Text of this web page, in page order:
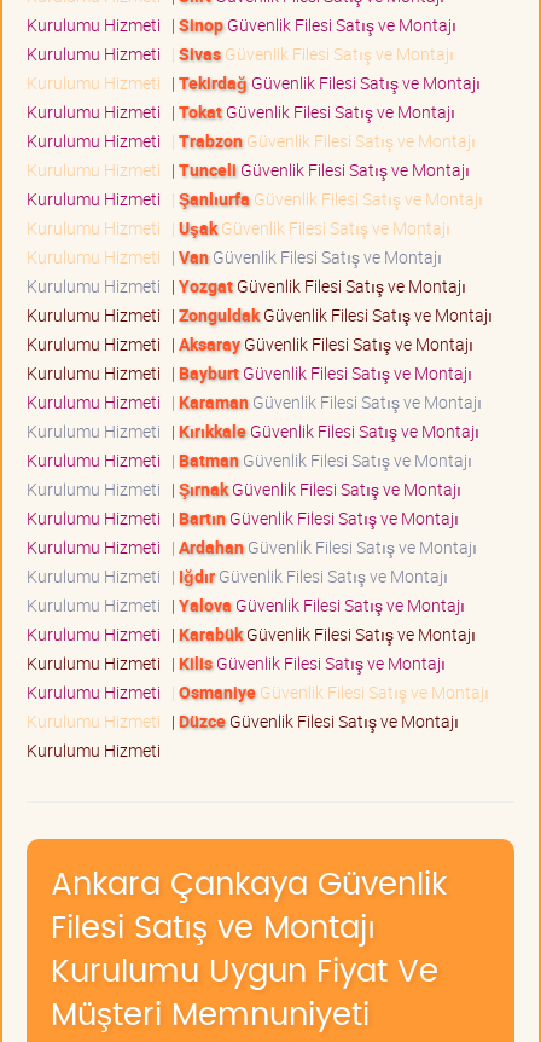
Kurulumu Hizmeti | SinopGüvenlik Filesi Satış ve Montajı
Kurulumu Hizmeti | SivasGüvenlik Filesi Satış ve Montajı
Kurulumu Hizmeti | Tekirdağ Güvenlik Filesi Satış ve Montajı
Kurulumu Hizmeti | TokatGüvenlik Filesi Satış ve Montajı
Kurulumu Hizmeti | TrabzonGüvenlik Filesi Satış ve Montajı
Kurulumu Hizmeti | Tunceli Güvenlik Filesi Satış ve Montajı
Kurulumu Hizmeti | Şanlıurfa Güvenlik Filesi Satış ve Montajı
Kurulumu Hizmeti | UşakGüvenlik Filesi Satış ve Montajı
Kurulumu Hizmeti | VanGüvenlik Filesi Satış ve Montajı
Kurulumu Hizmeti | YozgatGüvenlik Filesi Satış ve Montajı
Kurulumu Hizmeti | ZonguldakGüvenlik Filesi Satış ve Montajı
Kurulumu Hizmeti | AksarayGüvenlik Filesi Satış ve Montajı
Kurulumu Hizmeti | BayburtGüvenlik Filesi Satış ve Montajı
Kurulumu Hizmeti | KaramanGüvenlik Filesi Satış ve Montajı
Kurulumu Hizmeti | KırıkkaleGüvenlik Filesi Satış ve Montajı
Kurulumu Hizmeti | BatmanGüvenlik Filesi Satış ve Montajı
Kurulumu Hizmeti | ŞırnakGüvenlik Filesi Satış ve Montajı
Kurulumu Hizmeti | BartınGüvenlik Filesi Satış ve Montajı
Kurulumu Hizmeti | ArdahanGüvenlik Filesi Satış ve Montajı
Kurulumu Hizmeti | IğdırGüvenlik Filesi Satış ve Montajı
Kurulumu Hizmeti | Yalova Güvenlik Filesi Satış ve Montajı
Kurulumu Hizmeti | KarabükGüvenlik Filesi Satış ve Montajı
Kurulumu Hizmeti | KilisGüvenlik Filesi Satış ve Montajı
Kurulumu Hizmeti | OsmaniyeGüvenlik Filesi Satış ve Montajı
Kurulumu Hizmeti | DüzceGüvenlik Filesi Satış ve Montajı
Kurulumu Hizmeti
Ankara Çankaya Güvenlik
Filesi Satış ve Montajı
Kurulumu Uygun Fiyat Ve
Müşteri Memnuniyeti